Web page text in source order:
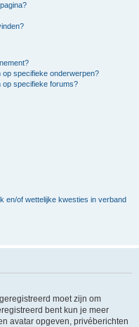
op specifieke onderwerpen?
op specifieke forums?
en/of wettelijke kwesties in verband
moet zijn om
bent kun je meer
avatar opgeven, privéberichten